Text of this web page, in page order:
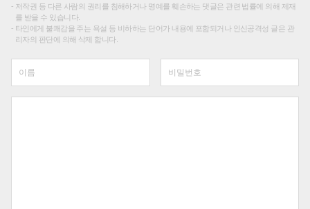
저작권 등 다른 사람의 권리를 침해하거나 명예를 훼손하는 댓글은 관련 법률에 의해 제재
를 받을 수 있습니다.
타인에게 불쾌감을 주는 욕설 등 비하하는 단어가 내용에 포함되거나 인신공격성 글은 관
리자의 판단에 의해 삭제 합니다.